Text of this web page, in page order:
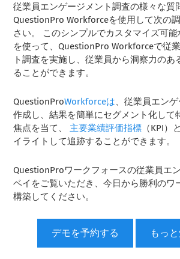
従業員エンゲージメント調査の様々な質
QuestionPro Workforceを使用して次の
さい。 このシンプルでカスタマイズ可
を使って、QuestionPro Workforceで従
ト調査を実施し、従業員から洞察力のあ
ることができます。
QuestionProWorkforceは、従業員エン
作成し、結果を簡単にセグメント化して
焦点を当て、
主要業績評価指標 （KPI）
イライトして追跡することができます。
QuestionProワークフォースの従業員エ
ベイをご覧いただき、今日から勝利のワ
構築してください。
デモを予約する もっ